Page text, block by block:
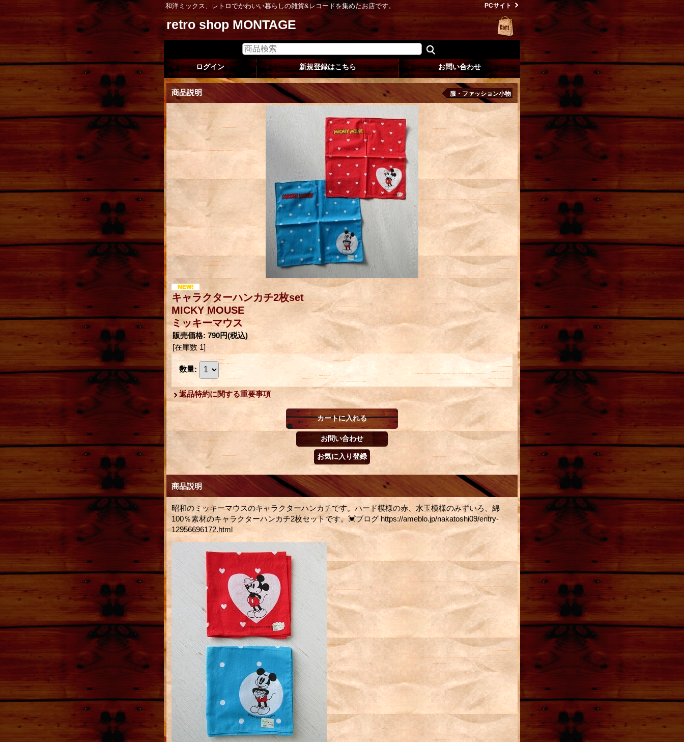
和洋ミックス、レトロでかわいい暮らしの雑貨&レコードを集めたお店です。 PCサイト
retro shop MONTAGE
ログイン 新規登録はこちら お問い合わせ
商品説明 服・ファッション小物
キャラクターハンカチ2枚set
MICKY MOUSE
ミッキーマウス
販売価格: 790円(税込)
[在庫数 1]
数量:
返品特約に関する重要事項
商品説明
昭和のミッキーマウスのキャラクターハンカチです。ハード模様の赤、水玉模様のみずいろ、綿
100％素材のキャラクターハンカチ2枚セットです。💓ブログ https://ameblo.jp/nakatoshi09/entry-
12956696172.html